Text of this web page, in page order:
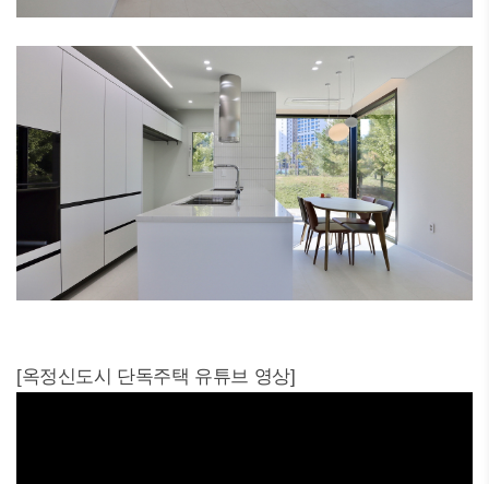
[옥정신도시 단독주택 유튜브 영상]